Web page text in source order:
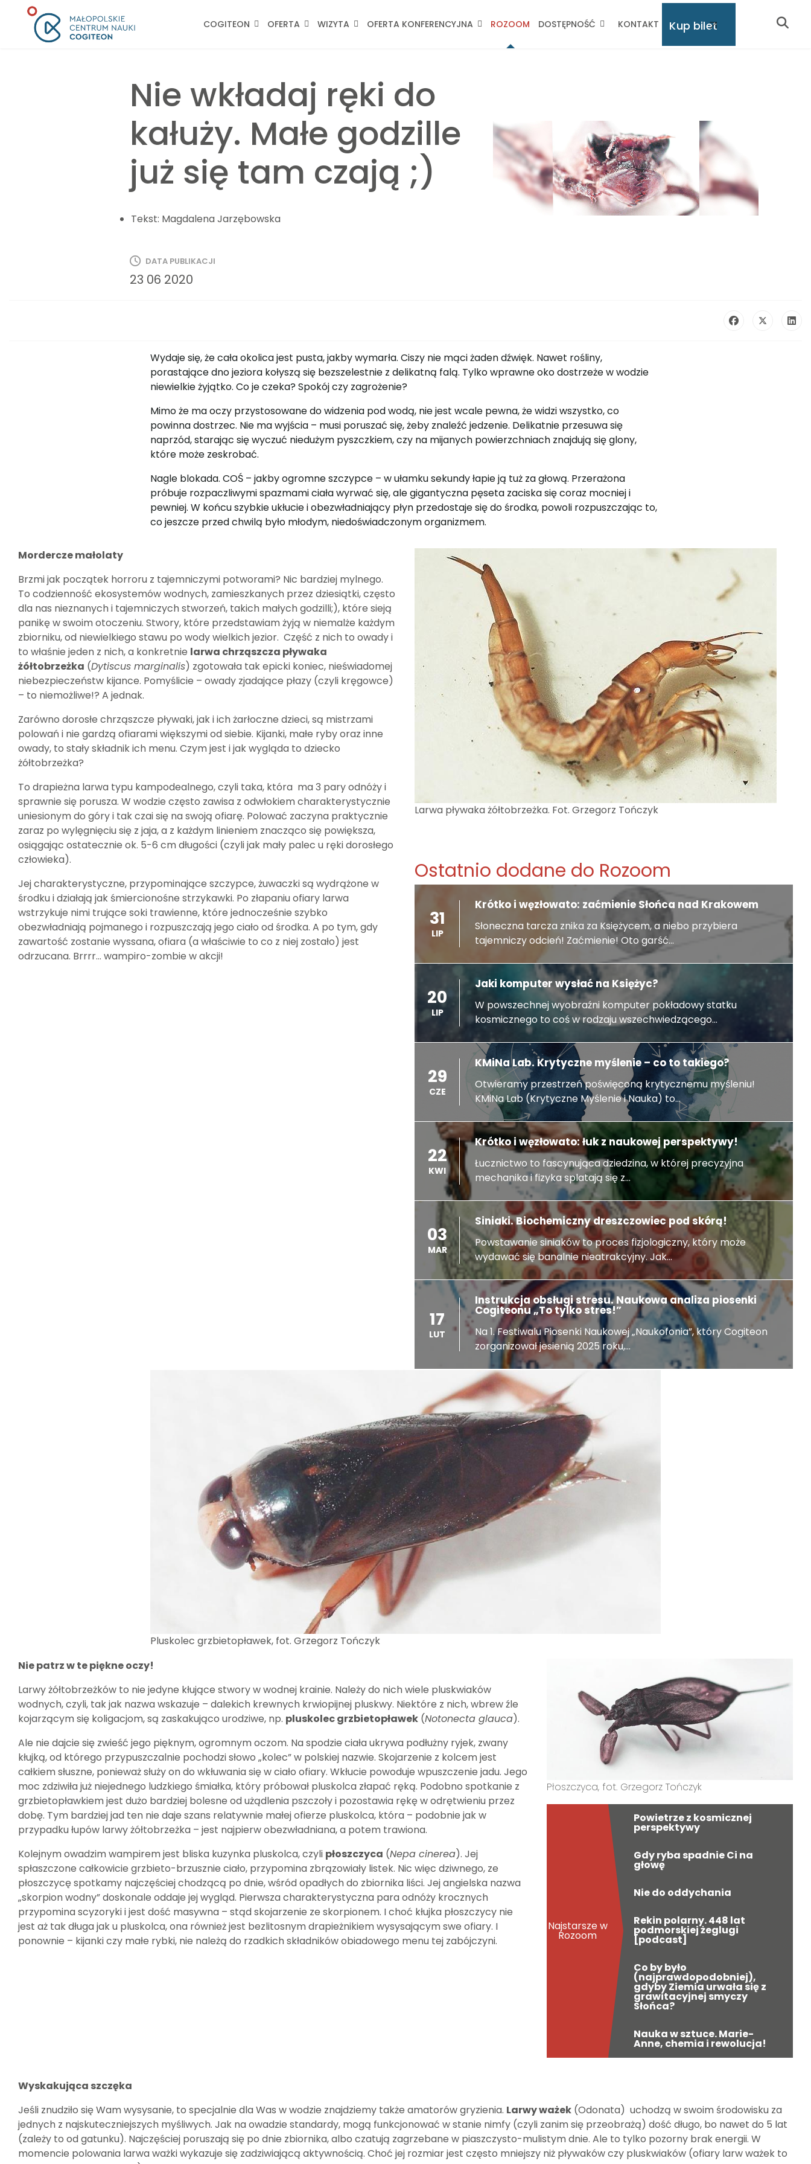
COGITEON OFERTA WIZYTA OFERTA KONFERENCYJNA ROZOOM DOSTĘPNOŚĆ KONTAKT Kup bilet
Nie wkładaj ręki do
kałuży. Małe godzille
już się tam czają ;)
Tekst: Magdalena Jarzębowska
DATA PUBLIKACJI
23 06 2020
Wydaje się, że cała okolica jest pusta, jakby wymarła. Ciszy nie mąci żaden dźwięk. Nawet rośliny,
porastające dno jeziora kołyszą się bezszelestnie z delikatną falą. Tylko wprawne oko dostrzeże w wodzie
niewielkie żyjątko. Co je czeka? Spokój czy zagrożenie?
Mimo że ma oczy przystosowane do widzenia pod wodą, nie jest wcale pewna, że widzi wszystko, co
powinna dostrzec. Nie ma wyjścia – musi poruszać się, żeby znaleźć jedzenie. Delikatnie przesuwa się
naprzód, starając się wyczuć niedużym pyszczkiem, czy na mijanych powierzchniach znajdują się glony,
które może zeskrobać.
Nagle blokada. COŚ – jakby ogromne szczypce – w ułamku sekundy łapie ją tuż za głową. Przerażona
próbuje rozpaczliwymi spazmami ciała wyrwać się, ale gigantyczna pęseta zaciska się coraz mocniej i
pewniej. W końcu szybkie ukłucie i obezwładniający płyn przedostaje się do środka, powoli rozpuszczając to,
co jeszcze przed chwilą było młodym, niedoświadczonym organizmem.
Mordercze małolaty
Brzmi jak początek horroru z tajemniczymi potworami? Nic bardziej mylnego.
To codzienność ekosystemów wodnych, zamieszkanych przez dziesiątki, często
dla nas nieznanych i tajemniczych stworzeń, takich małych godzilli;), które sieją
panikę w swoim otoczeniu. Stwory, które przedstawiam żyją w niemalże każdym
zbiorniku, od niewielkiego stawu po wody wielkich jezior. Część z nich to owady i
to właśnie jeden z nich, a konkretnie larwa chrząszcza pływaka
żółtobrzeżka (Dytiscus marginalis) zgotowała tak epicki koniec, nieświadomej
niebezpieczeństw kijance. Pomyślicie – owady zjadające płazy (czyli kręgowce)
– to niemożliwe!? A jednak.
Zarówno dorosłe chrząszcze pływaki, jak i ich żarłoczne dzieci, są mistrzami
polowań i nie gardzą ofiarami większymi od siebie. Kijanki, małe ryby oraz inne
owady, to stały składnik ich menu. Czym jest i jak wygląda to dziecko
żółtobrzeżka?
To drapieżna larwa typu kampodealnego, czyli taka, która ma 3 pary odnóży i
sprawnie się porusza. W wodzie często zawisa z odwłokiem charakterystycznie
uniesionym do góry i tak czai się na swoją ofiarę. Polować zaczyna praktycznie
zaraz po wylęgnięciu się z jaja, a z każdym linieniem znacząco się powiększa,
osiągając ostatecznie ok. 5-6 cm długości (czyli jak mały palec u ręki dorosłego
człowieka).
Jej charakterystyczne, przypominające szczypce, żuwaczki są wydrążone w
środku i działają jak śmiercionośne strzykawki. Po złapaniu ofiary larwa
wstrzykuje nimi trujące soki trawienne, które jednocześnie szybko
obezwładniają pojmanego i rozpuszczają jego ciało od środka. A po tym, gdy
zawartość zostanie wyssana, ofiara (a właściwie to co z niej zostało) jest
odrzucana. Brrrr… wampiro-zombie w akcji!
Larwa pływaka żółtobrzeżka. Fot. Grzegorz Tończyk
Ostatnio dodane do Rozoom
31
LIP
Krótko i węzłowato: zaćmienie Słońca nad Krakowem
Słoneczna tarcza znika za Księżycem, a niebo przybiera
tajemniczy odcień! Zaćmienie! Oto garść...
20
LIP
Jaki komputer wysłać na Księżyc?
W powszechnej wyobraźni komputer pokładowy statku
kosmicznego to coś w rodzaju wszechwiedzącego...
29
CZE
KMiNa Lab. Krytyczne myślenie – co to takiego?
Otwieramy przestrzeń poświęconą krytycznemu myśleniu!
KMiNa Lab (Krytyczne Myślenie i Nauka) to...
22
KWI
Krótko i węzłowato: łuk z naukowej perspektywy!
Łucznictwo to fascynująca dziedzina, w której precyzyjna
mechanika i fizyka splatają się z...
03
MAR
Siniaki. Biochemiczny dreszczowiec pod skórą!
Powstawanie siniaków to proces fizjologiczny, który może
wydawać się banalnie nieatrakcyjny. Jak...
17
LUT
Instrukcja obsługi stresu. Naukowa analiza piosenki
Cogiteonu „To tylko stres!”
Na 1. Festiwalu Piosenki Naukowej „Naukofonia”, który Cogiteon
zorganizował jesienią 2025 roku,...
Pluskolec grzbietopławek, fot. Grzegorz Tończyk
Nie patrz w te piękne oczy!
Larwy żółtobrzeżków to nie jedyne kłujące stwory w wodnej krainie. Należy do nich wiele pluskwiaków
wodnych, czyli, tak jak nazwa wskazuje – dalekich krewnych krwiopijnej pluskwy. Niektóre z nich, wbrew źle
kojarzącym się koligacjom, są zaskakująco urodziwe, np. pluskolec grzbietopławek (Notonecta glauca).
Ale nie dajcie się zwieść jego pięknym, ogromnym oczom. Na spodzie ciała ukrywa podłużny ryjek, zwany
kłujką, od którego przypuszczalnie pochodzi słowo „kolec” w polskiej nazwie. Skojarzenie z kolcem jest
całkiem słuszne, ponieważ służy on do wkłuwania się w ciało ofiary. Wkłucie powoduje wpuszczenie jadu. Jego
moc zdziwiła już niejednego ludzkiego śmiałka, który próbował pluskolca złapać ręką. Podobno spotkanie z
grzbietopławkiem jest dużo bardziej bolesne od użądlenia pszczoły i pozostawia rękę w odrętwieniu przez
dobę. Tym bardziej jad ten nie daje szans relatywnie małej ofierze pluskolca, która – podobnie jak w
przypadku łupów larwy żółtobrzeżka – jest najpierw obezwładniana, a potem trawiona.
Kolejnym owadzim wampirem jest bliska kuzynka pluskolca, czyli płoszczyca (Nepa cinerea). Jej
spłaszczone całkowicie grzbieto-brzusznie ciało, przypomina zbrązowiały listek. Nic więc dziwnego, ze
płoszczycę spotkamy najczęściej chodzącą po dnie, wśród opadłych do zbiornika liści. Jej angielska nazwa
„skorpion wodny” doskonale oddaje jej wygląd. Pierwsza charakterystyczna para odnóży krocznych
przypomina scyzoryki i jest dość masywna – stąd skojarzenie ze skorpionem. I choć kłujka płoszczycy nie
jest aż tak długa jak u pluskolca, ona również jest bezlitosnym drapieżnikiem wysysającym swe ofiary. I
ponownie – kijanki czy małe rybki, nie należą do rzadkich składników obiadowego menu tej zabójczyni.
Płoszczyca, fot. Grzegorz Tończyk
Najstarsze w
Rozoom
Powietrze z kosmicznej
perspektywy
Gdy ryba spadnie Ci na
głowę
Nie do oddychania
Rekin polarny. 448 lat
podmorskiej żeglugi
[podcast]
Co by było
(najprawdopodobniej),
gdyby Ziemia urwała się z
grawitacyjnej smyczy
Słońca?
Nauka w sztuce. Marie-
Anne, chemia i rewolucja!
Wyskakująca szczęka
Jeśli znudziło się Wam wysysanie, to specjalnie dla Was w wodzie znajdziemy także amatorów gryzienia. Larwy ważek (Odonata) uchodzą w swoim środowisku za
jednych z najskuteczniejszych myśliwych. Jak na owadzie standardy, mogą funkcjonować w stanie nimfy (czyli zanim się przeobrażą) dość długo, bo nawet do 5 lat
(zależy to od gatunku). Najczęściej poruszają się po dnie zbiornika, albo czatują zagrzebane w piaszczysto-mulistym dnie. Ale to tylko pozorny brak energii. W
momencie polowania larwa ważki wykazuje się zadziwiającą aktywnością. Choć jej rozmiar jest często mniejszy niż pływaków czy pluskwiaków (ofiary larw ważek to